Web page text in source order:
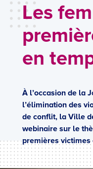
Les
en
À l’occasion de la
l’élimination des
de conflit, la Ville
webinaire sur le
premières victimes